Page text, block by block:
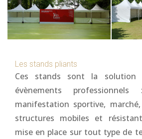
Les stands pliants
Ces stands sont la solution
évènements
manifestation sportive,
structures mobiles et
mise en place sur tout type de